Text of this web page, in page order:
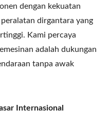
dengan kekuatan
dirgantara yang
Kami percaya
adalah dukungan
tanpa awak
Internasional